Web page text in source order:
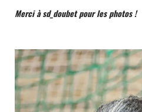
Merci à sd_doubet pour les photos !